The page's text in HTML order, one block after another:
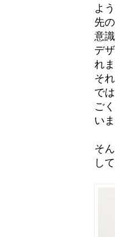
よ
先
意
デ
れ
そ
で
ご
いま
そ
し